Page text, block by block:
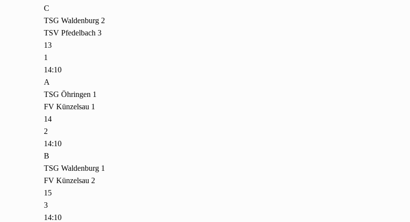
C
TSG Waldenburg 2
TSV Pfedelbach 3
13
1
14:10
A
TSG Öhringen 1
FV Künzelsau 1
14
2
14:10
B
TSG Waldenburg 1
FV Künzelsau 2
15
3
14:10